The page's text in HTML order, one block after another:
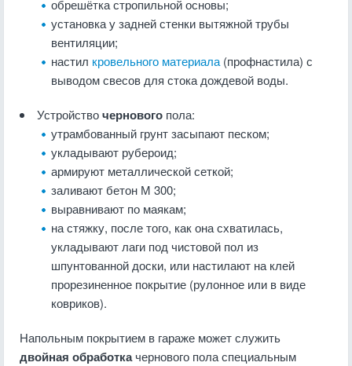
обрешётка стропильной основы;
установка у задней стенки вытяжной трубы
вентиляции;
настил кровельного материала (профнастила) с
выводом свесов для стока дождевой воды.
Устройствочернового пола:
утрамбованный грунт засыпают песком;
укладывают рубероид;
армируют металлической сеткой;
заливают бетон М 300;
выравнивают по маякам;
на стяжку, после того, как она схватилась,
укладывают лаги под чистовой пол из
шпунтованной доски, или настилают на клей
прорезиненное покрытие (рулонное или в виде
ковриков).
Напольным покрытием в гараже может служить
двойная обработкачернового пола специальным